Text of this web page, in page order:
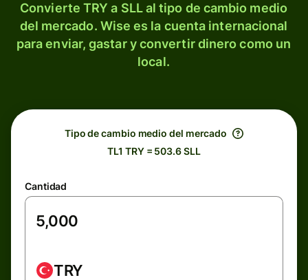
Convierte TRY a SLL al tipo de cambio medio
del mercado. Wise es la cuenta internacional
para enviar, gastar y convertir dinero como un
local.
Tipo de cambio medio del mercado
TL1 TRY = 503.6 SLL
Cantidad
TRY